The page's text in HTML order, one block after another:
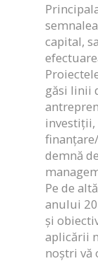
capital,
găsi linii
demnă
Pe de
anului
și
aplicării
noștri vă